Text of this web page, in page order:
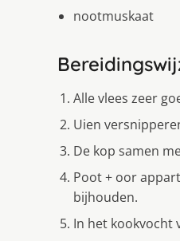
nootmuskaat
Alle vlees zeer
Uien
De kop samen
Poot + oor
bijhouden.
In het kookvocht